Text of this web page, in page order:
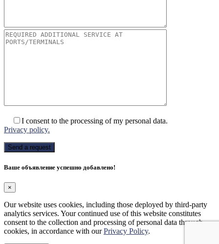
I consent to the processing of my personal data.
Privacy policy.
Ваше объявление успешно добавлено!
×
Our website uses cookies, including those deployed by third-party
analytics services. Your continued use of this website constitutes
consent to the collection and processing of personal data through
cookies, in accordance with ourPrivacy Policy.